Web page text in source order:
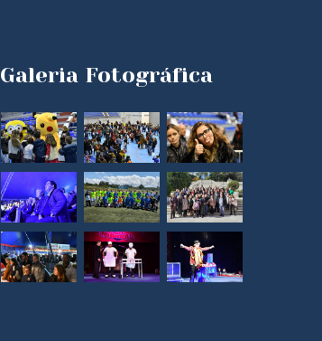
Galeria Fotográfica